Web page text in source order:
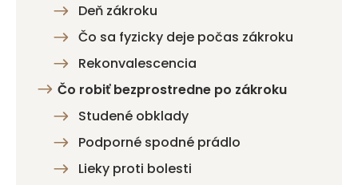
Deň zákroku
Čo sa fyzicky deje počas zákroku
Rekonvalescencia
Čo robiť bezprostredne po zákroku
Studené obklady
Podporné spodné prádlo
Lieky proti bolesti